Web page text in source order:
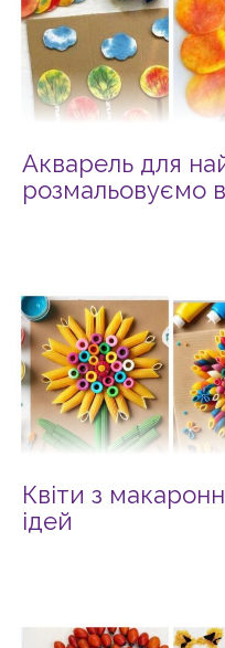
Акварель для
розмальовуємо
Квіти з
ідей